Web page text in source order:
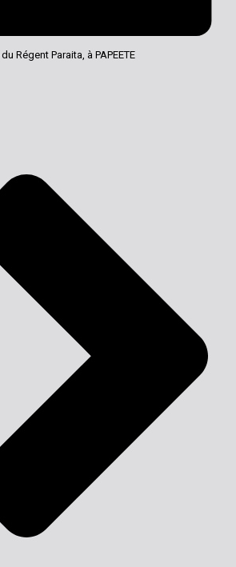
Régent Paraita, à PAPEETE